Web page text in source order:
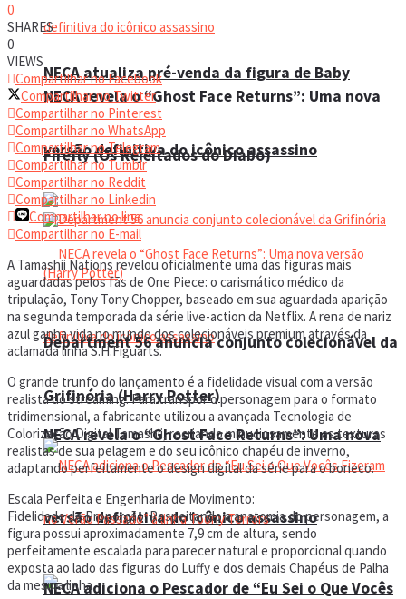
NECA atualiza pré-venda da figura de Baby
Firefly (Os Rejeitados do Diabo)
NECA revela o “Ghost Face Returns”: Uma nova
versão definitiva do icônico assassino
NECA revela o “Ghost Face Returns”: Uma nova
versão definitiva do icônico assassino
Department 56 anuncia conjunto colecionável da
Grifinória (Harry Potter)
NECA adiciona o Pescador de “Eu Sei o Que Vocês
0
SHARES
0
VIEWS
Compartilhar no Facebook
Compartilhar no Twitter
Compartilhar no Pinterest
Compartilhar no WhatsApp
Compartilhar no Telegram
Compartilhar no Tumblr
Compartilhar no Reddit
Compartilhar no Linkedin
Compartilhar no line
Compartilhar no E-mail
A Tamashii Nations revelou oficialmente uma das figuras mais
aguardadas pelos fãs de One Piece: o carismático médico da
tripulação, Tony Tony Chopper, baseado em sua aguardada aparição
na segunda temporada da série live-action da Netflix. A rena de nariz
azul ganha vida no mundo dos colecionáveis premium através da
aclamada linha S.H.Figuarts.
O grande trunfo do lançamento é a fidelidade visual com a versão
realista do streaming. Para transpor o personagem para o formato
tridimensional, a fabricante utilizou a avançada Tecnologia de
Colorização Digital Tamashii, recriando minuciosamente as texturas
realistas de sua pelagem e do seu icônico chapéu de inverno,
adaptando perfeitamente o design digital da série para o boneco.
Escala Perfeita e Engenharia de Movimento:
Fidelidade de Proporção: Respeitando a anatomia do personagem, a
figura possui aproximadamente 7,9 cm de altura, sendo
perfeitamente escalada para parecer natural e proporcional quando
exposta ao lado das figuras do Luffy e dos demais Chapéus de Palha
da mesma linha.